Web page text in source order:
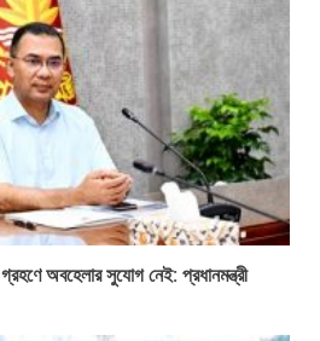
অবহেলার সুযোগ নেই: প্রধানমন্ত্রী